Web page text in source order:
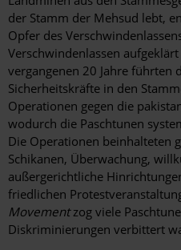
der Stamm der Mehsud lebt,
Opfer des
Verschwindenlassen
vergangenen 20 Jahre führten
Sicherheitskräfte in den
Operationen gegen die
wodurch die Paschtunen
Die Operationen beinhalteten
Schikanen, Überwachung,
außergerichtliche
friedlichen
Movementzog viele
Diskriminierungen verbittert